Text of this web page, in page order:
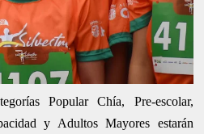
Popular Chía, Pre-escolar,
y Adultos Mayores estarán